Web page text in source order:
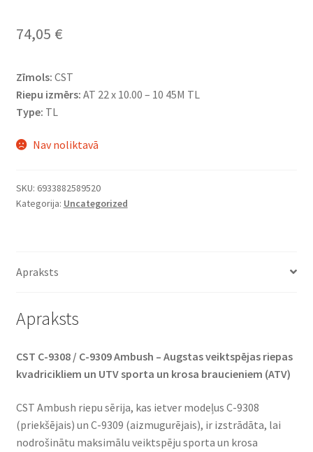
74,05 €
Zīmols: CST
Riepu izmērs: AT 22 x 10.00 – 10 45M TL
Type: TL
Nav noliktavā
SKU: 6933882589520
Kategorija: Uncategorized
Apraksts
Apraksts
CST C-9308 / C-9309 Ambush – Augstas veiktspējas riepas
kvadricikliem un UTV sporta un krosa braucieniem (ATV)
CST Ambush riepu sērija, kas ietver modeļus C-9308
(priekšējais) un C-9309 (aizmugurējais), ir izstrādāta, lai
nodrošinātu maksimālu veiktspēju sporta un krosa